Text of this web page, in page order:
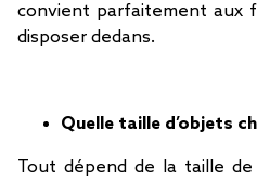
convient parfaitement aux
disposer dedans.
Quelle taille d’objets
Tout dépend de la taille